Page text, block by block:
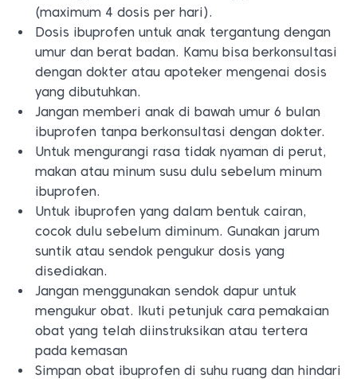
(maximum 4 dosis per hari).
Dosis ibuprofen untuk anak tergantung dengan
umur dan berat badan. Kamu bisa berkonsultasi
dengan dokter atau apoteker mengenai dosis
yang dibutuhkan.
Jangan memberi anak di bawah umur 6 bulan
ibuprofen tanpa berkonsultasi dengan dokter.
Untuk mengurangi rasa tidak nyaman di perut,
makan atau minum susu dulu sebelum minum
ibuprofen.
Untuk ibuprofen yang dalam bentuk cairan,
cocok dulu sebelum diminum. Gunakan jarum
suntik atau sendok pengukur dosis yang
disediakan.
Jangan menggunakan sendok dapur untuk
mengukur obat. Ikuti petunjuk cara pemakaian
obat yang telah diinstruksikan atau tertera
pada kemasan
Simpan obat ibuprofen di suhu ruang dan hindari